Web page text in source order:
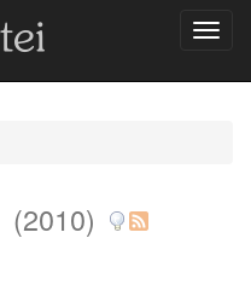
(2010)